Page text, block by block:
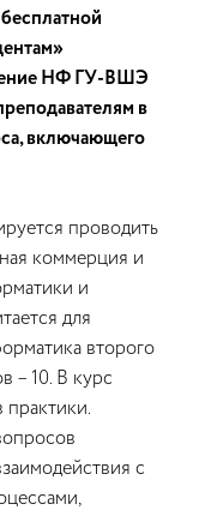
НФ ГУ-ВШЭ
в
включающего
проводить
коммерция и
и
для
второго
– 10. В курс
практики.
с